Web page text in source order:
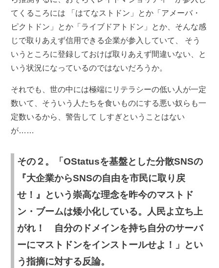
てくるころには 「はてなストドン」とか「アメーバ・
ピクトドン」とか「ライブドアトドン」とか、そんな感
じで取りあえず信用できる企業が参入していて、 そう
いうところに登録しておけば取りあえず間違いない、と
いう状況になっているのではないだろうか。
それでも、世の中には極端にリテラシーの低い人が一定
数いて、そういう人たちを食いものにする悪い奴らも一
定数いるから、警告して しすぎということはない
が……
その２。「OStatusを基盤とした分散SNSの
『大企業からSNSの自由を市民に取り戻
せ！』という崇高な理念を昨今のマストド
ン・ブームは矮小化している。人民よ立ち上
がれ！ 自分のドメインを持ち自分のサーバ
ーにマストドンをインストールせよ！」とい
う指摘に対する反論。